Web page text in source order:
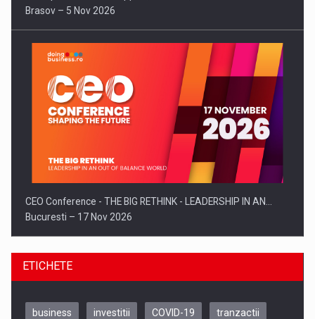
Brasov – 5 Nov 2026
CEO Conference - THE BIG RETHINK - LEADERSHIP IN AN…
Bucuresti – 17 Nov 2026
ETICHETE
business investitii COVID-19 tranzactii